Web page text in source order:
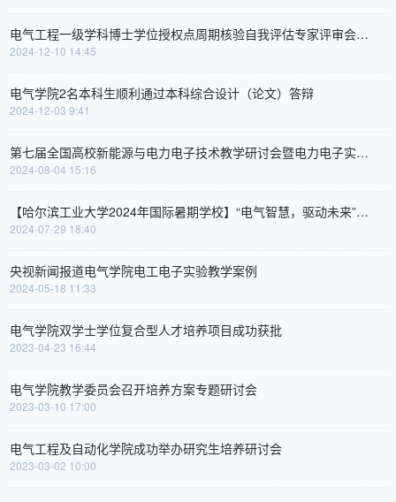
电气工程一级学科博士学位授权点周期核验自我评估专家评审会顺利召开
2024-12-10 14:45
电气学院2名本科生顺利通过本科综合设计（论文）答辩
2024-12-03 9:41
第七届全国高校新能源与电力电子技术教学研讨会暨电力电子实践培训会在哈尔滨召开
2024-08-04 15:16
【哈尔滨工业大学2024年国际暑期学校】“电气智慧，驱动未来”国际暑期学校成功举办
2024-07-29 18:40
央视新闻报道电气学院电工电子实验教学案例
2024-05-18 11:33
电气学院双学士学位复合型人才培养项目成功获批
2023-04-23 16:44
电气学院教学委员会召开培养方案专题研讨会
2023-03-10 17:00
电气工程及自动化学院成功举办研究生培养研讨会
2023-03-02 10:00